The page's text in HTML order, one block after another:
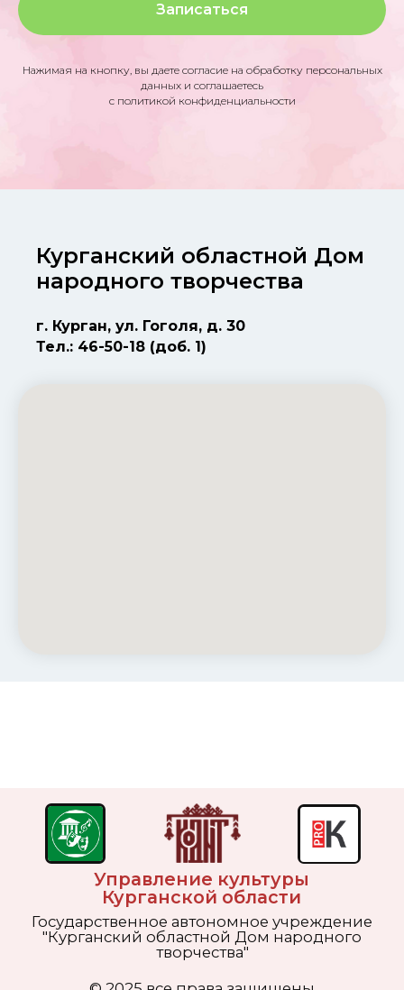
Записаться
Нажимая на кнопку, вы даете согласие на обработку персональных
данных и соглашаетесь
c политикой конфиденциальности
Курганский областной Дом
народного творчества
г. Курган, ул. Гоголя, д. 30
Тел.: 46-50-18 (доб. 1)